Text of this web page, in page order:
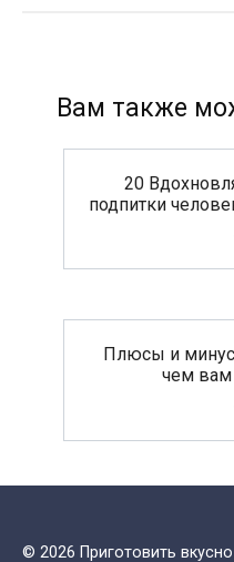
Вам также
20
подпитки
Плюсы и
чем вам
© 2026 Приготовить вкусно